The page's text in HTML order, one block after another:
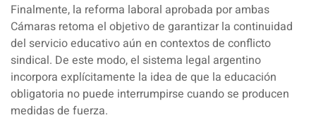
Finalmente, la reforma laboral aprobada por ambas
Cámaras retoma el objetivo de garantizar la continuidad
del servicio educativo aún en contextos de conflicto
sindical. De este modo, el sistema legal argentino
incorpora explícitamente la idea de que la educación
obligatoria no puede interrumpirse cuando se producen
medidas de fuerza.